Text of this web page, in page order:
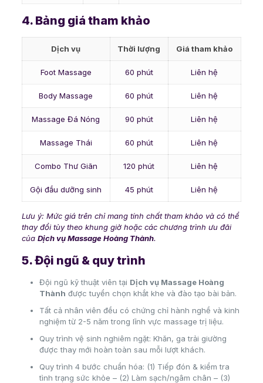
4. Bảng giá tham khảo
Dịch vụ Thời lượng Giá tham khảo
Foot Massage 60 phút Liên hệ
Body Massage 60 phút Liên hệ
Massage Đá Nóng 90 phút Liên hệ
Massage Thái 60 phút Liên hệ
Combo Thư Giãn 120 phút Liên hệ
Gội đầu dưỡng sinh 45 phút Liên hệ
Lưu ý: Mức giá trên chỉ mang tính chất tham khảo và có thể
thay đổi tùy theo khung giờ hoặc các chương trình ưu đãi
của Dịch vụ Massage Hoàng Thành.
5. Đội ngũ & quy trình
Đội ngũ kỹ thuật viên tại Dịch vụ Massage Hoàng
Thành được tuyển chọn khắt khe và đào tạo bài bản.
Tất cả nhân viên đều có chứng chỉ hành nghề và kinh
nghiệm từ 2-5 năm trong lĩnh vực massage trị liệu.
Quy trình vệ sinh nghiêm ngặt: Khăn, ga trải giường
được thay mới hoàn toàn sau mỗi lượt khách.
Quy trình 4 bước chuẩn hóa: (1) Tiếp đón & kiểm tra
tình trạng sức khỏe – (2) Làm sạch/ngâm chân – (3)